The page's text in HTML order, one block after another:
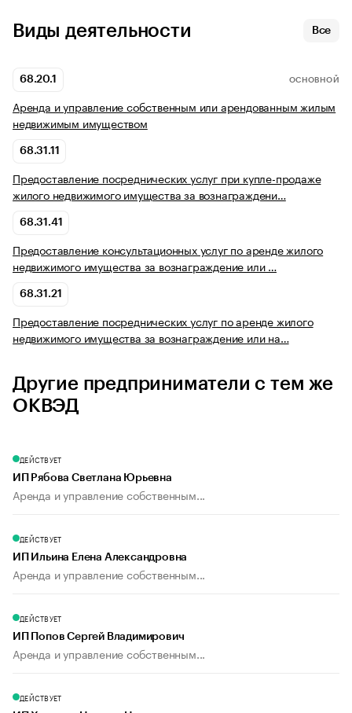
Виды деятельности Все
68.20.1 ОСНОВНОЙ
Аренда и управление собственным или арендованным жилым
недвижимым имуществом
68.31.11
Предоставление посреднических услуг при купле-продаже
жилого недвижимого имущества за вознаграждени…
68.31.41
Предоставление консультационных услуг по аренде жилого
недвижимого имущества за вознаграждение или …
68.31.21
Предоставление посреднических услуг по аренде жилого
недвижимого имущества за вознаграждение или на…
Другие предприниматели с тем же
ОКВЭД
ДЕЙСТВУЕТ
ИП Рябова Светлана Юрьевна
Аренда и управление собственным...
ДЕЙСТВУЕТ
ИП Ильина Елена Александровна
Аренда и управление собственным...
ДЕЙСТВУЕТ
ИП Попов Сергей Владимирович
Аренда и управление собственным...
ДЕЙСТВУЕТ